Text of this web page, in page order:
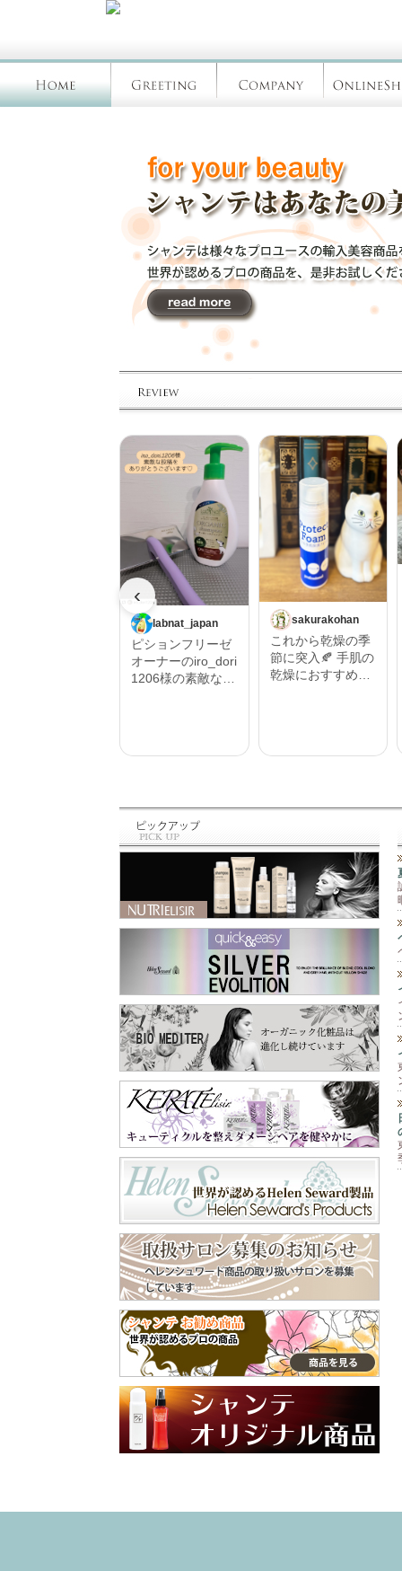
labnat_japan
ピションフリーゼ
オーナーのiro_dori
1206様の素敵な投
最近のお買い物⁡ ⁡🆕
商品✨⁡⁡ トリミング
の先生に⁡ ⁡お教え頂
いた⁡ ⁡シャンプー＆
スリッカー⁡ ⁡シャン
プーは⁡ ⁡@labnat_ja
pan さん😊⁡ ⁡スリッ
カーは⁡ ⁡@beards.ll
c さん😊⁡ ⁡シャンプ
ーは、オーガニッ
クで⁡ ⁡とても優しい
成分なのに⁡ ⁡トリー
トメントなくても⁡ ⁡
さらふわに仕上が
り、しかも⁡ ⁡汚れが
ひどくなかったら⁡ ⁡
一度洗いでも きち
んと落とせる⁡ ⁡優れ
もの✨⁡ ⁡わん子にも
飼い主にも負担を⁡ ⁡
軽減するシャンプ
ー😍⁡ ⁡スリッカー
は、軽く使いやす
くで⁡ ピン長めのタ
イプだから、頭用
♪⁡ ‎˖٭ .‎˖٭ .‎˖٭ .‎˖٭ .‎˖٭
.‎˖٭ .‎˖٭ .‎˖٭ .‎˖٭ .‎˖٭‎˖٭
.‎˖٭ .‎˖٭ .‎˖٭ .‎˖٭ .‎˖٭ .‎˖
٭ .‎˖٭ .‎˖٭ ありがと
うございます♡ 大
切なご家族との毎
日にラプナットを
取り入れていただ
けてとても嬉しい
です✨ やさしい使
い心地や自然な香
りを感じていただ
けたら幸いです。
けしていきます🌼
sakurakohan
これから乾燥の季
節に突入🍂 手肌の
乾燥におすすめし
湿を与えるムース
と違って、泡のム
手につけると泡が
なくなって水々し
くてとても手がし
っとり艶々に🫶 そ
して爪もピカピカ
✨💅 手肌が痛む前
に守ってくれます
😉 これ一本で『保
護と保湿』の両方
が出来るので一年
中使えます😊 お顔
以外の乾燥が気に
なる所にも使えま
ペーパーを扱う業
務作業、指先を使
う細かい作業な
ど、手を使うあら
ゆる作業🖐️ 飲食店
や家庭での食器洗
い洗剤や消毒剤等
の刺激から手肌を
守ってくれます😊
美容師やトリマー
などよくシャンプ
ーをする手肌にも
おすすめ😌 嫌な臭
くれます😄 普段使
ってるクリームと
違った手肌フォー
ム、是非、試して
グラム @syante.o
nline 商品サイト h
ttps://www.syante-
#プロテクトフォ
‹